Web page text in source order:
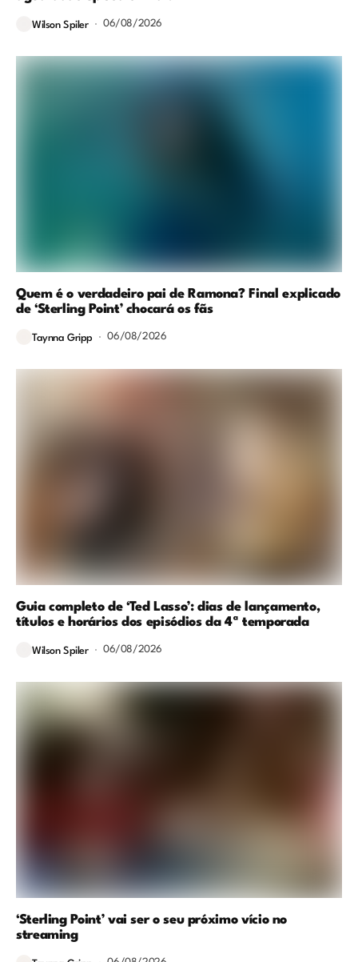
Wilson Spiler 06/08/2026
Quem é o verdadeiro pai de Ramona? Final explicado
de ‘Sterling Point’ chocará os fãs
Taynna Gripp 06/08/2026
Guia completo de ‘Ted Lasso’: dias de lançamento,
títulos e horários dos episódios da 4ª temporada
Wilson Spiler 06/08/2026
‘Sterling Point’ vai ser o seu próximo vício no
streaming